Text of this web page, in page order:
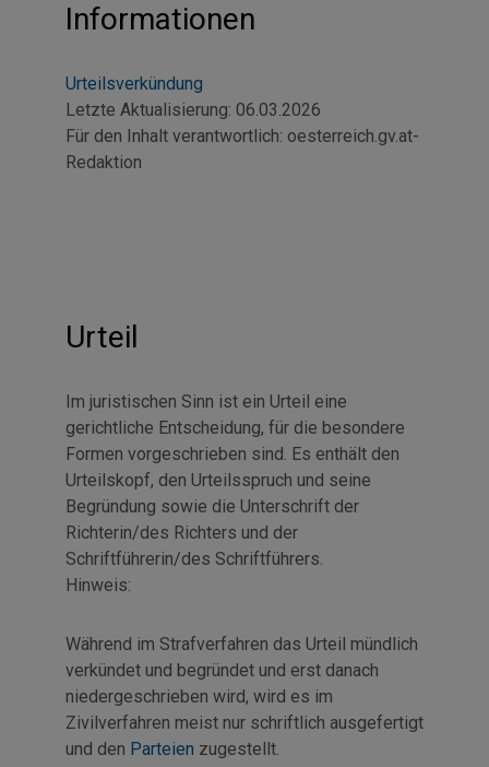
Informationen
Urteilsverkündung
Letzte Aktualisierung: 06.03.2026
Für den Inhalt verantwortlich: oesterreich.gv.at-
Redaktion
Urteil
Im juristischen Sinn ist ein Urteil eine
gerichtliche Entscheidung, für die besondere
Formen vorgeschrieben sind. Es enthält den
Urteilskopf, den Urteilsspruch und seine
Begründung sowie die Unterschrift der
Richterin/des Richters und der
Schriftführerin/des Schriftführers.
Hinweis:
Während im Strafverfahren das Urteil mündlich
verkündet und begründet und erst danach
niedergeschrieben wird, wird es im
Zivilverfahren meist nur schriftlich ausgefertigt
und den Parteien zugestellt.